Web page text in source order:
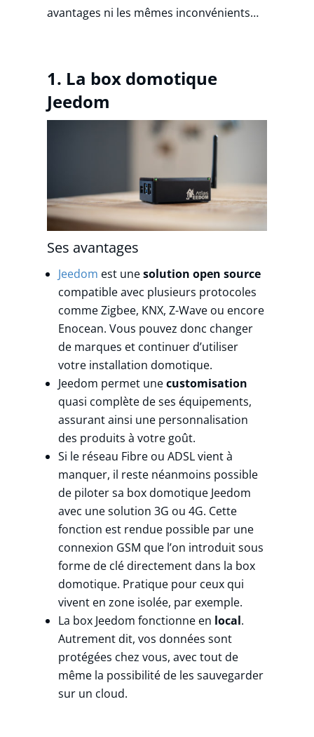
avantages ni les mêmes inconvénients…
1. La box domotique
Jeedom
Ses avantages
Jeedom est unesolution open source
compatible avec plusieurs protocoles
comme Zigbee, KNX, Z-Wave ou encore
Enocean. Vous pouvez donc changer
de marques et continuer d’utiliser
votre installation domotique.
Jeedom permet unecustomisation
quasi complète de ses équipements,
assurant ainsi une personnalisation
des produits à votre goût.
Si le réseau Fibre ou ADSL vient à
manquer, il reste néanmoins possible
de piloter sa box domotique Jeedom
avec une solution 3G ou 4G. Cette
fonction est rendue possible par une
connexion GSM que l’on introduit sous
forme de clé directement dans la box
domotique. Pratique pour ceux qui
vivent en zone isolée, par exemple.
La box Jeedom fonctionne en local.
Autrement dit, vos données sont
protégées chez vous, avec tout de
même la possibilité de les sauvegarder
sur un cloud.